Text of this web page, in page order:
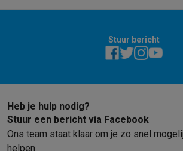
Stuur bericht
Heb je hulp nodig?
Stuur een bericht via Facebook
Ons team staat klaar om je zo snel
helpen.